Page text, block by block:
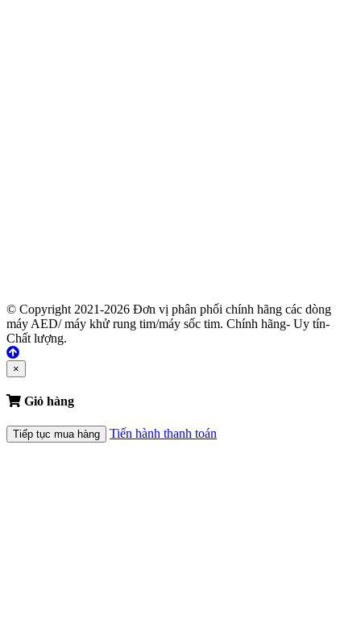
© Copyright 2021-2026 Đơn vị phân phối chính hãng các dòng
máy AED/ máy khử rung tim/máy sốc tim. Chính hãng- Uy tín-
Chất lượng.
×
Giỏ hàng
Tiếp tục mua hàng Tiến hành thanh toán